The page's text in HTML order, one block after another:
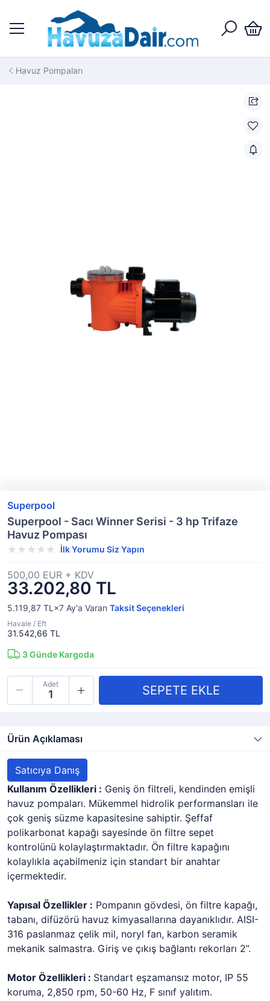
Havuz Pompaları
Superpool
Superpool - Sacı Winner Serisi - 3 hp Trifaze
Havuz Pompası
İlk Yorumu Siz Yapın
33.202,80 TL
500,00 EUR + KDV
5.119,87 TL×7 Ay'a Varan Taksit Seçenekleri
Havale / Eft
31.542,66 TL
3Günde Kargoda
Adet
Ürün Açıklaması
Satıcıya Danış
Kullanım Özellikleri : Geniş ön filtreli, kendinden emişli
havuz pompaları. Mükemmel hidrolik performansları ile
çok geniş süzme kapasitesine sahiptir. Şeffaf
polikarbonat kapağı sayesinde ön filtre sepet
kontrolünü kolaylaştırmaktadır. Ön filtre kapağını
kolaylıkla açabilmeniz için standart bir anahtar
içermektedir.
Yapısal Özellikler : Pompanın gövdesi, ön filtre kapağı,
tabanı, difüzörü havuz kimyasallarına dayanıklıdır. AISI-
316 paslanmaz çelik mil, noryl fan, karbon seramik
mekanik salmastra. Giriş ve çıkış bağlantı rekorları 2”.
Motor Özellikleri : Standart eşzamansız motor, IP 55
koruma, 2,850 rpm, 50-60 Hz, F sınıf yalıtım.